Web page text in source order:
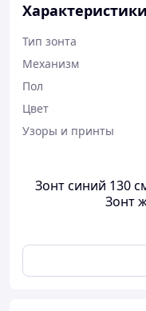
Тип зонта
Механизм
Пол
Цвет
Узоры и принты
Зонт синий 130
Зонт
Ветрозащитные
стойкость даже под